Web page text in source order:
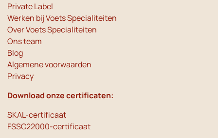
Private Label
Werken bij Voets Specialiteiten
Over Voets Specialiteiten
Ons team
Blog
Algemene voorwaarden
Privacy
Download onze certificaten:
SKAL-certificaat
FSSC22000-certificaat